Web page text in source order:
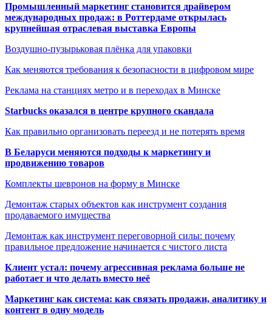
Промышленный маркетинг становится драйвером
международных продаж: в Роттердаме открылась
крупнейшая отраслевая выставка Европы
Воздушно-пузырьковая плёнка для упаковки
Как меняются требования к безопасности в цифровом мире
Реклама на станциях метро и в переходах в Минске
Starbucks оказался в центре крупного скандала
Как правильно организовать переезд и не потерять время
В Беларуси меняются подходы к маркетингу и
продвижению товаров
Комплекты шевронов на форму в Минске
Демонтаж старых объектов как инструмент создания
продаваемого имущества
Демонтаж как инструмент переговорной силы: почему
правильное предложение начинается с чистого листа
Клиент устал: почему агрессивная реклама больше не
работает и что делать вместо неё
Маркетинг как система: как связать продажи, аналитику и
контент в одну модель